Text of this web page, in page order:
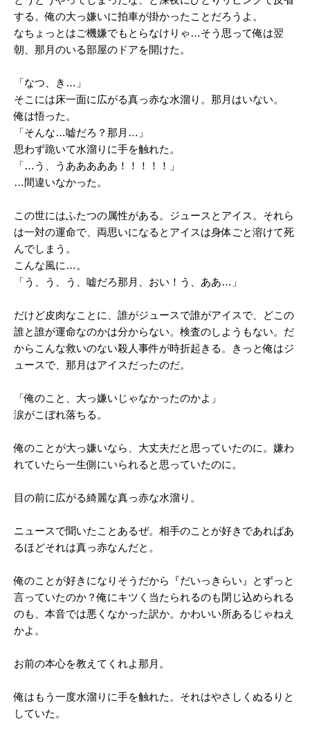
する。俺の大っ嫌いに拍車が掛かったことだろうよ。
なちょっとはご機嫌でもとらなけりゃ…そう思って俺は翌
朝、那月のいる部屋のドアを開けた。
「なつ、き…」
そこには床一面に広がる真っ赤な水溜り。那月はいない。
俺は悟った。
「そんな…嘘だろ？那月…」
思わず跪いて水溜りに手を触れた。
「…う、うあああああ！！！！！」
…間違いなかった。
この世にはふたつの属性がある。ジュースとアイス。それら
は一対の運命で、両思いになるとアイスは身体ごと溶けて死
んでしまう。
こんな風に…。
「う、う、う、嘘だろ那月、おい！う、ああ…」
だけど皮肉なことに、誰がジュースで誰がアイスで、どこの
誰と誰が運命なのかは分からない。検査のしようもない。だ
からこんな救いのない殺人事件が時折起きる。きっと俺はジ
ュースで、那月はアイスだったのだ。
「俺のこと、大っ嫌いじゃなかったのかよ」
涙がこぼれ落ちる。
俺のことが大っ嫌いなら、大丈夫だと思っていたのに。嫌わ
れていたら一生側にいられると思っていたのに。
目の前に広がる綺麗な真っ赤な水溜り。
ニュースで聞いたことあるぜ。相手のことが好きであればあ
るほどそれは真っ赤なんだと。
俺のことが好きになりそうだから『だいっきらい』とずっと
言っていたのか？俺にキツく当たられるのも閉じ込められる
のも、本音では悪くなかった訳か。かわいい所あるじゃねえ
かよ。
お前の本心を教えてくれよ那月。
俺はもう一度水溜りに手を触れた。それはやさしくぬるりと
していた。